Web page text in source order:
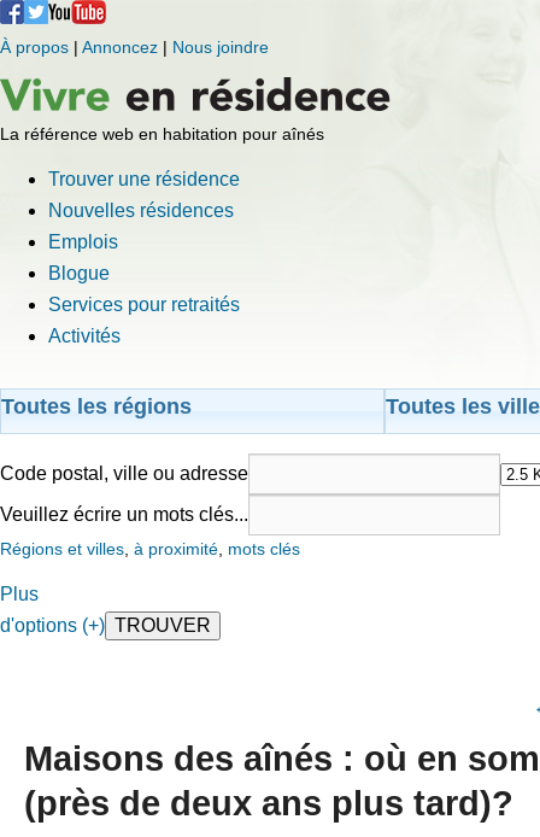
À propos | Annoncez | Nous joindre
La référence web en habitation pour aînés
Trouver une résidence
Nouvelles résidences
Emplois
Blogue
Services pour retraités
Activités
Toutes les régions Toutes les
Code postal, ville ou adresse
Veuillez écrire un mots clés...
Régions et villes à proximité mots clés
Plus
d'options (+)
Maisons des aînés : où en
(près de deux ans plus tard)?